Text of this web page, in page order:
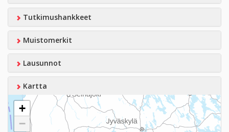
Tutkimushankkeet
Muistomerkit
Lausunnot
Kartta
+
−